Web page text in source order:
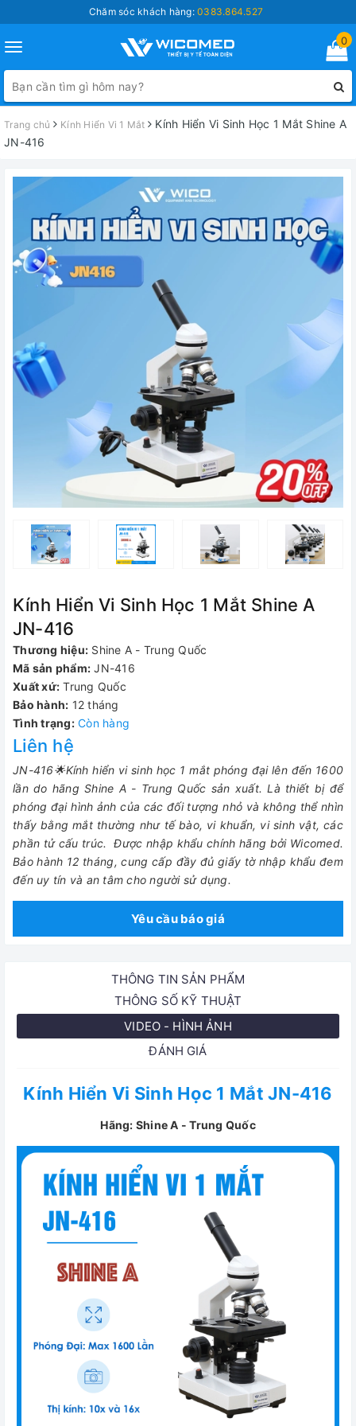
Chăm sóc khách hàng:0383.864.527
Toggle
navigation
0
Trang chủ Kính Hiển Vi 1 Mắt
Kính Hiển Vi Sinh Học 1 Mắt Shine A
JN-416
Kính Hiển Vi Sinh Học 1 Mắt Shine A
JN-416
Thương hiệu: Shine A - Trung Quốc
Mã sản phẩm: JN-416
Xuất xứ: Trung Quốc
Bảo hành: 12 tháng
Tình trạng: Còn hàng
Liên hệ
JN-416🌟Kính hiển vi sinh học 1 mắt phóng đại lên đến 1600
lần do hãng Shine A - Trung Quốc sản xuất. Là thiết bị để
phóng đại hình ảnh của các đối tượng nhỏ và không thể nhìn
thấy bằng mắt thường như tế bào, vi khuẩn, vi sinh vật, các
phần tử cấu trúc.
Được nhập khẩu chính hãng bởi Wicomed.
Bảo hành 12 tháng, cung cấp đầy đủ giấy tờ nhập khẩu đem
đến uy tín và an tâm cho người sử dụng.
Yêu cầu báo giá
THÔNG TIN SẢN PHẨM
THÔNG SỐ KỸ THUẬT
VIDEO - HÌNH ẢNH
ĐÁNH GIÁ
Kính Hiển Vi Sinh Học 1 Mắt JN-416
Hãng: Shine A - Trung Quốc